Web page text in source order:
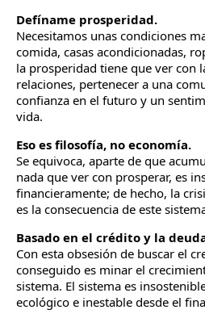
Defíname prosperidad.
Necesitamos unas condiciones
comida, casas acondicionadas,
la prosperidad tiene que ver con
relaciones, pertenecer a una
confianza en el futuro y un
vida.
Eso es filosofía, no economía.
Se equivoca, aparte de que
nada que ver con prosperar, es
financieramente; de hecho, la
es la consecuencia de este
Basado en el crédito y la
Con esta obsesión de buscar el
conseguido es minar el
sistema. El sistema es
ecológico e inestable desde el